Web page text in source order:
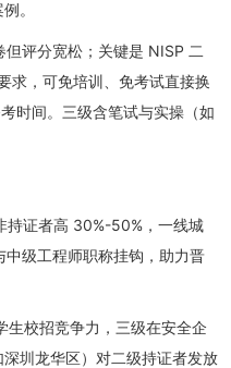
。
评分宽松；关键是 NISP 二
求，可免培训、免考试直接换
时间。三级含笔试与实操（如
持证者高 30%-50%，一线城
级工程师职称挂钩，助力晋
生校招竞争力，三级在安全企
圳龙华区）对二级持证者发放